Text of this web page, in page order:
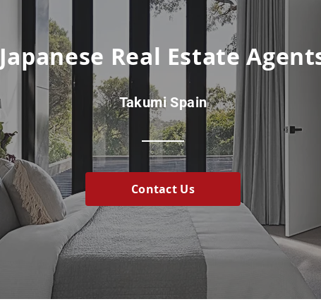
Japanese Real Estate
Takumi Spain
Contact Us